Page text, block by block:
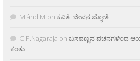
M âñd M on ಕವಿತೆ: ಜೀವನ ಜ್ಯೋತಿ
C.P.Nagaraja on ಬಸವಣ್ಣನ ವಚನಗಳಿಂದ
ಕಂತು